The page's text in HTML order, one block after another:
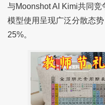
与Moonshot AI Kimi共同
模型使用呈现广泛分散态
25%。